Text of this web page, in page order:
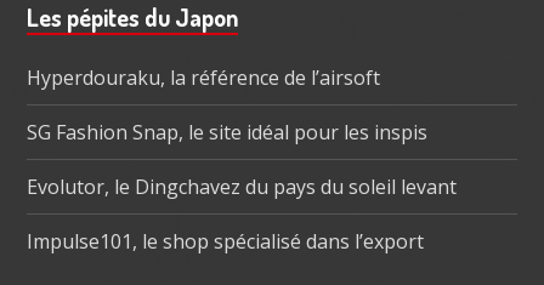
Les pépites du Japon
Hyperdouraku, la référence de l’airsoft
SG Fashion Snap, le site idéal pour les inspis
Evolutor, le Dingchavez du pays du soleil levant
Impulse101, le shop spécialisé dans l’export